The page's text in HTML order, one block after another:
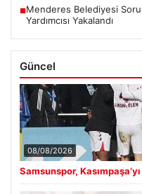
■Menderes Belediyesi
Yardımcısı Yakalandı
Güncel
08/08/2026
Samsunspor,